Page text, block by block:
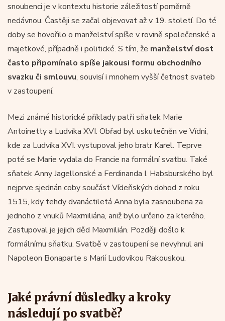
snoubenci je v kontextu historie záležitostí poměrně
nedávnou. Častěji se začal objevovat až v 19. století. Do té
doby se hovořilo o manželství spíše v rovině společenské a
majetkové, případně i politické. S tím, že manželství dost
často připomínalo spíše jakousi formu obchodního
svazku či smlouvu, souvisí i mnohem vyšší četnost svateb
v zastoupení.
Mezi známé historické příklady patří sňatek Marie
Antoinetty a Ludvíka XVI. Obřad byl uskutečněn ve Vídni,
kde za Ludvíka XVI. vystupoval jeho bratr Karel. Teprve
poté se Marie vydala do Francie na formální svatbu. Také
sňatek Anny Jagellonské a Ferdinanda I. Habsburského byl
nejprve sjednán coby součást Vídeňských dohod z roku
1515, kdy tehdy dvanáctiletá Anna byla zasnoubena za
jednoho z vnuků Maxmiliána, aniž bylo určeno za kterého.
Zastupoval je jejich děd Maxmilián. Později došlo k
formálnímu sňatku. Svatbě v zastoupení se nevyhnul ani
Napoleon Bonaparte s Marií Ludovikou Rakouskou.
Jaké právní důsledky a kroky
následují po svatbě?